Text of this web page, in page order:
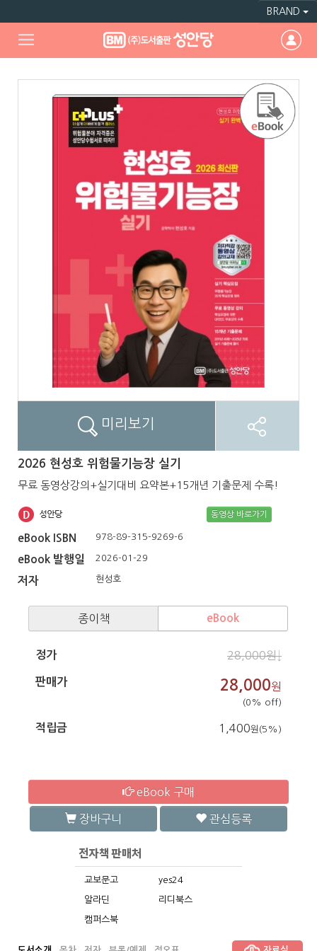
BRAND
미리보기
2026 현성호 위험물기능장 실기
무료 동영상강의+실기대비 요약본+15개년 기출문제 수록!
동영상 바로가기
eBook ISBN 978-89-315-9269-6
eBook 발행일 2026-01-29
저자 현성호
종이책 eBook
정가 28,000원↓
판매가 28,000원
(0% off)
적립금 1,400원(5%)
eBook 구매
장바구니 관심등록
교보문고 yes24
알라딘 리디북스
캠퍼스북